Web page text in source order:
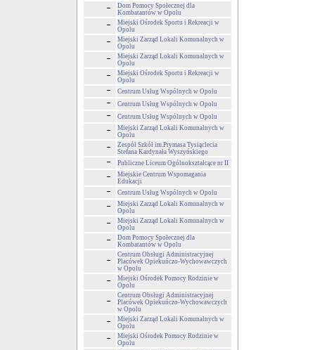
Dom Pomocy Społecznej dla
Kombatantów w Opolu
Miejski Ośrodek Sportu i Rekreacji w
Opolu
Miejski Zarząd Lokali Komunalnych w
Opolu
Miejski Zarząd Lokali Komunalnych w
Opolu
Miejski Ośrodek Sportu i Rekreacji w
Opolu
Centrum Usług Wspólnych w Opolu
Centrum Usług Wspólnych w Opolu
Centrum Usług Wspólnych w Opolu
Miejski Zarząd Lokali Komunalnych w
Opolu
Zespół Szkół im.Prymasa Tysiąclecia
Stefana Kardynała Wyszyńskiego
Publiczne Liceum Ogólnokształcące nr II
Miejskie Centrum Wspomagania
Edukacji
Centrum Usług Wspólnych w Opolu
Miejski Zarząd Lokali Komunalnych w
Opolu
Miejski Zarząd Lokali Komunalnych w
Opolu
Dom Pomocy Społecznej dla
Kombatantów w Opolu
Centrum Obsługi Administracyjnej
Placówek Opiekuńczo-Wychowawczych
w Opolu
Miejski Ośrodek Pomocy Rodzinie w
Opolu
Centrum Obsługi Administracyjnej
Placówek Opiekuńczo-Wychowawczych
w Opolu
Miejski Zarząd Lokali Komunalnych w
Opolu
Miejski Ośrodek Pomocy Rodzinie w
Opolu